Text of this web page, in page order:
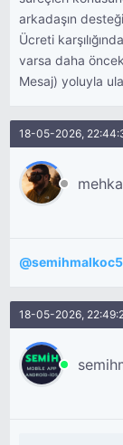
arkadaşın
Ücreti
varsa daha
Mesaj) yoluyla
18-05-2026,
@
18-05-2026,